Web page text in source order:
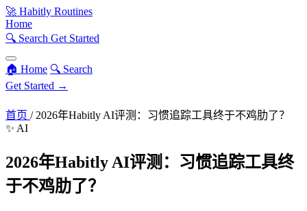
🚀 Habitly Routines
Home
🔍 Search Get Started
🏠 Home 🔍 Search
Get Started →
首页 / 2026年Habitly AI评测：习惯追踪工具终于不鸡肋了？
✨ AI
2026年Habitly AI评测：习惯追踪工具终
于不鸡肋了？